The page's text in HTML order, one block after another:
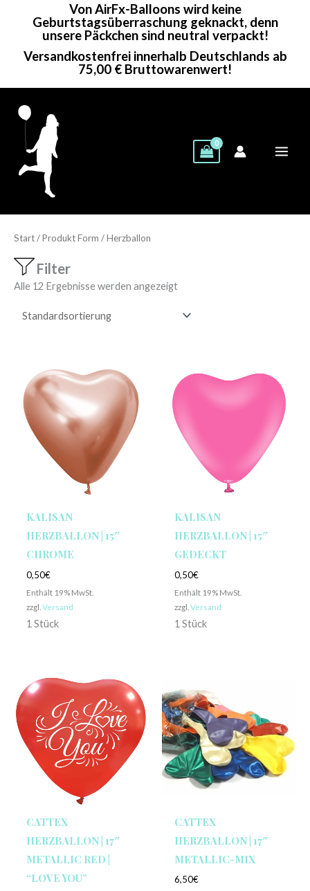
Von AirFx-Balloons wird keine
Geburtstagsüberraschung geknackt, denn
unsere Päckchen sind neutral verpackt!
Versandkostenfrei innerhalb Deutschlands ab
75,00 € Bruttowarenwert!
Start/ Produkt Form / Herzballon
Filter
Alle 12 Ergebnisse werden angezeigt
KALISAN
HERZBALLON | 15″
CHROME
0,50€
Enthält 19% MwSt.
zzgl. Versand
1 Stück
KALISAN
HERZBALLON | 15″
GEDECKT
0,50€
Enthält 19% MwSt.
zzgl. Versand
1 Stück
CATTEX
HERZBALLON | 17″
METALLIC RED |
“LOVE YOU”
CATTEX
HERZBALLON | 17″
METALLIC-MIX
6,50€